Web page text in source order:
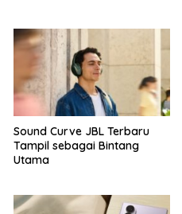
Sound Curve JBL Terbaru
Tampil sebagai Bintang
Utama